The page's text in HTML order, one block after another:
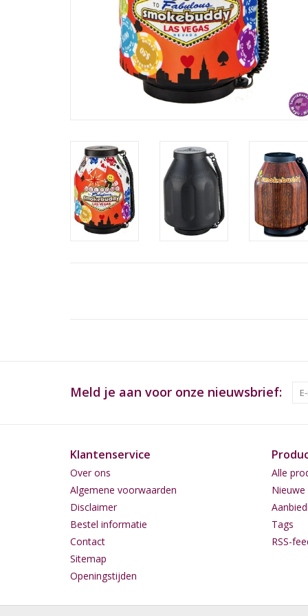
Meld je aan voor onze nieuwsbrief:
Klantenservice
Over ons
Algemene voorwaarden
Disclaimer
Bestel informatie
Contact
Sitemap
Openingstijden
Alle
Tags
RSS-